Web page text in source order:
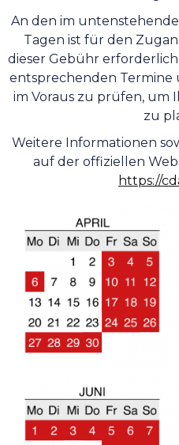
Tagen ist für den
dieser Gebühr
entsprechenden
im Voraus zu prüfen, um
zu
auf der offiziellen
https://